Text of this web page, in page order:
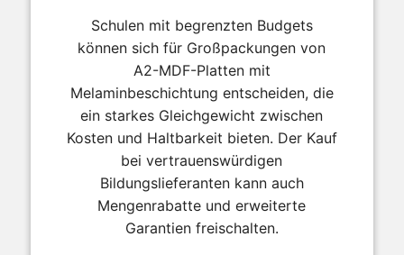
Schulen mit begrenzten Budgets
können sich für Großpackungen von
A2-MDF-Platten mit
Melaminbeschichtung entscheiden, die
ein starkes Gleichgewicht zwischen
Kosten und Haltbarkeit bieten. Der Kauf
bei vertrauenswürdigen
Bildungslieferanten kann auch
Mengenrabatte und erweiterte
Garantien freischalten.